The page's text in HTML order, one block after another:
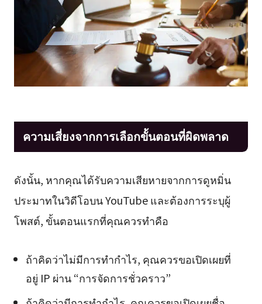
ความเสี่ยงจากการเลือกขั้นตอนที่ผิดพลาด
ดังนั้น, หากคุณได้รับความเสียหายจากการดูหมิ่น
ประมาทในวิดีโอบน YouTube และต้องการระบุผู้
โพสต์, ขั้นตอนแรกที่คุณควรทำคือ
ถ้าคิดว่าไม่มีการทำกำไร, คุณควรขอเปิดเผยที่
อยู่ IP ผ่าน “การจัดการชั่วคราว”